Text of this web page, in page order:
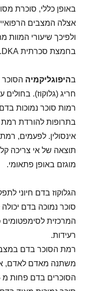
אצלה המצבים
ולפיכך שיעורי
בחמצת סכרתית DKA.
בהיפוגליקמיה
חריג (גלוקוז).
רמות סוכר נמוכות
בתרופות להורדת
אינסולין. לפעמים,
תוצאה של אי צריכה
מוגזם באופן פתאומי.
הגלוקוז בדם חיוני
סוכר נמוכה בדם
המרכזית לסימפטומים
רעידות.
רמת הסוכר בדם
משתנה מאדם לאדם,